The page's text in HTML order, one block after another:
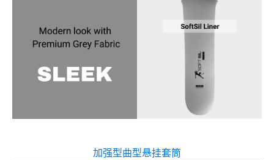
加强型曲型悬挂套筒